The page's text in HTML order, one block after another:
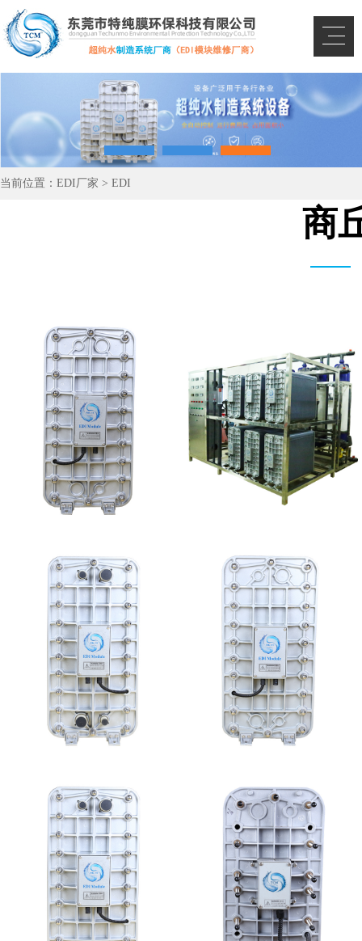
当前位置： EDI厂家 > EDI
商
MK-TC100 EDI超纯水
处理设备
EDI设备维修
EDI超纯水处理设备 MK-TC500 EDI模块